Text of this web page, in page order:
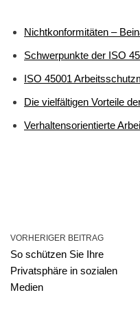
Nichtkonformitäten –
Schwerpunkte der ISO
ISO 45001
Die vielfältigen Vorteile
Verhaltensorientierte
VORHERIGER BEITRAG
So schützen Sie Ihre
Privatsphäre in sozialen
Medien